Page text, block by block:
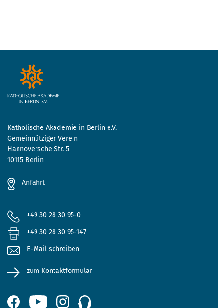
Katholische Akademie in Berlin e.V.
Gemeinnütziger Verein
Hannoversche Str. 5
10115 Berlin
Anfahrt
+49 30 28 30 95-0
+49 30 28 30 95-147
E-Mail schreiben
zum Kontaktformular